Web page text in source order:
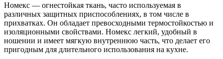
Номекс — огнестойкая ткань, часто используемая в
различных защитных приспособлениях, в том числе в
прихватках. Он обладает превосходными термостойкостью и
изоляционными свойствами. Номекс легкий, удобный в
ношении и имеет мягкую внутреннюю часть, что делает его
пригодным для длительного использования на кухне.